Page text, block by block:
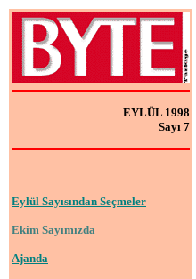
EYLÜL 1998
Sayı 7
Eylül Sayısından Seçmeler
Ekim Sayımızda
Ajanda